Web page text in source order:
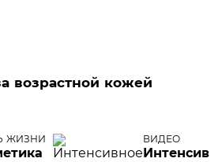
возрастной кожей
ЖИЗНИ
ВИДЕО